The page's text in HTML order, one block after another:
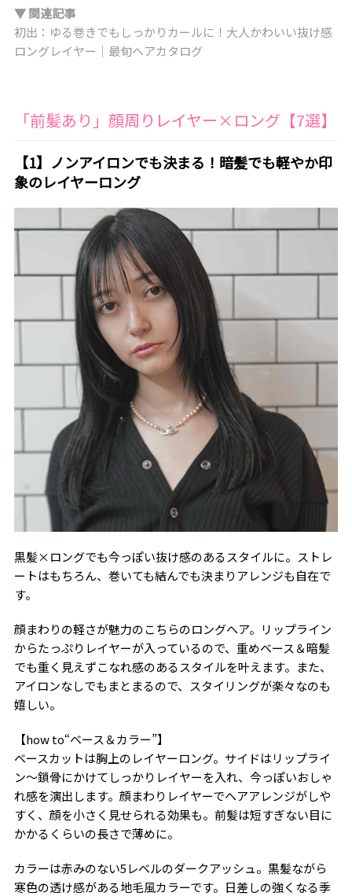
▼ 関連記事
初出：ゆる巻きでもしっかりカールに！大人かわいい抜け感
ロングレイヤー｜最旬ヘアカタログ
「前髪あり」顔周りレイヤー×ロング【7選】
【1】ノンアイロンでも決まる！暗髪でも軽やか印
象のレイヤーロング
黒髪×ロングでも今っぽい抜け感のあるスタイルに。ストレ
ートはもちろん、巻いても結んでも決まりアレンジも自在で
す。
顔まわりの軽さが魅力のこちらのロングヘア。リップライン
からたっぷりレイヤーが入っているので、重めベース＆暗髪
でも重く見えずこなれ感のあるスタイルを叶えます。また、
アイロンなしでもまとまるので、スタイリングが楽々なのも
嬉しい。
【how to“ベース＆カラー”】
ベースカットは胸上のレイヤーロング。サイドはリップライ
ン〜鎖骨にかけてしっかりレイヤーを入れ、今っぽいおしゃ
れ感を演出します。顔まわりレイヤーでヘアアレンジがしや
すく、顔を小さく見せられる効果も。前髪は短すぎない目に
かかるくらいの長さで薄めに。
カラーは赤みのない5レベルのダークアッシュ。黒髪ながら
寒色の透け感がある地毛風カラーです。日差しの強くなる季